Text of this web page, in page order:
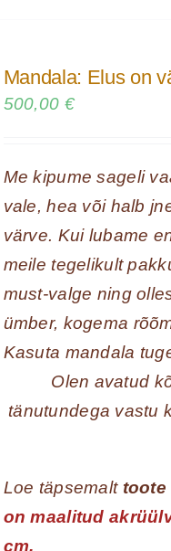
Mandala: Elus on
500,00 €
Me kipume sageli
vale, hea või halb
värve. Kui lubame
meile tegelikult
must-valge ning
ümber, kogema
Kasuta mandala
Olen avatud
tänutundega vastu
Loe täpsemalttoote
on maalitud
cm.